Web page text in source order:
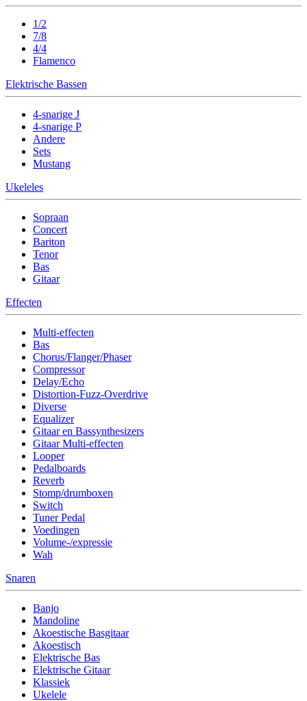
1/2
7/8
4/4
Flamenco
Elektrische Bassen
4-snarige J
4-snarige P
Andere
Sets
Mustang
Ukeleles
Sopraan
Concert
Bariton
Tenor
Bas
Gitaar
Effecten
Multi-effecten
Bas
Chorus/Flanger/Phaser
Compressor
Delay/Echo
Distortion-Fuzz-Overdrive
Diverse
Equalizer
Gitaar en Bassynthesizers
Gitaar Multi-effecten
Looper
Pedalboards
Reverb
Stomp/drumboxen
Switch
Tuner Pedal
Voedingen
Volume-/expressie
Wah
Snaren
Banjo
Mandoline
Akoestische Basgitaar
Akoestisch
Elektrische Bas
Elektrische Gitaar
Klassiek
Ukelele